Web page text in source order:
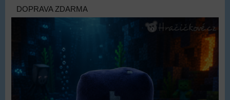
DOPRAVA ZDARMA